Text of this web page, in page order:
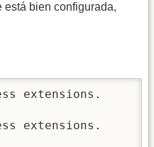
está bien configurada,
extensions.
extensions.